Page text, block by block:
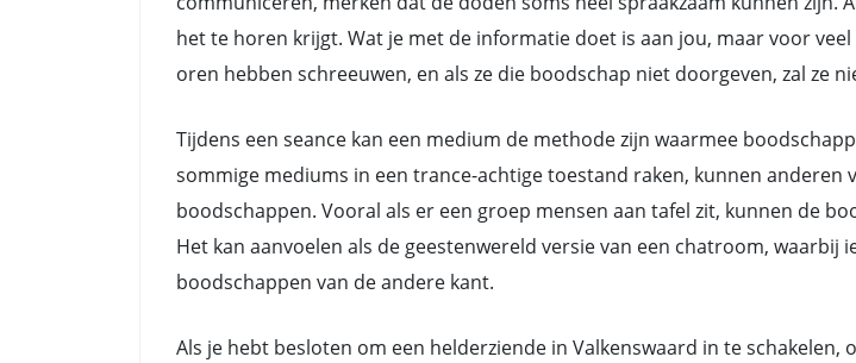
het te horen krijgt. Wat je met de informatie doet is aan jou, maar voor
oren hebben schreeuwen, en als ze die boodschap niet doorgeven, zal ze
Tijdens een seance kan een medium de methode zijn waarmee
sommige mediums in een trance-achtige toestand raken, kunnen anderen
boodschappen. Vooral als er een groep mensen aan tafel zit, kunnen de
Het kan aanvoelen als de geestenwereld versie van een chatroom,
boodschappen van de andere kant.
Als je hebt besloten om een helderziende in Valkenswaard in te